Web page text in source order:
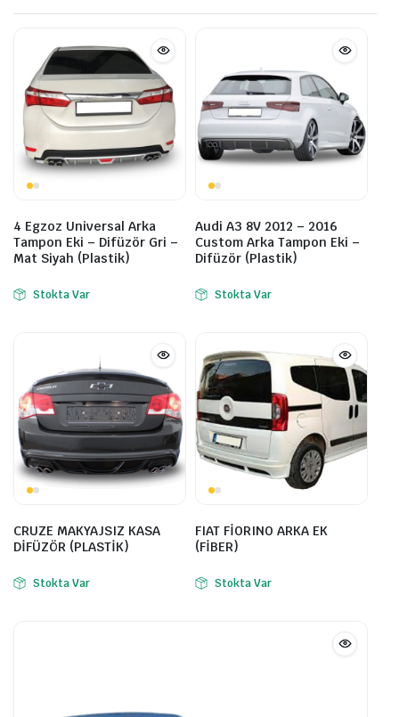
4 Egzoz Universal Arka
Tampon Eki – Difüzör Gri –
Mat Siyah (Plastik)
Stokta Var
Audi A3 8V 2012 – 2016
Custom Arka Tampon Eki –
Difüzör (Plastik)
Stokta Var
CRUZE MAKYAJSIZ KASA
DİFÜZÖR (PLASTİK)
Stokta Var
FIAT FİORINO ARKA EK
(FİBER)
Stokta Var